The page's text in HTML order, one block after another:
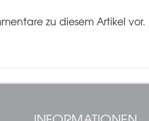
zu diesem Artikel vor.